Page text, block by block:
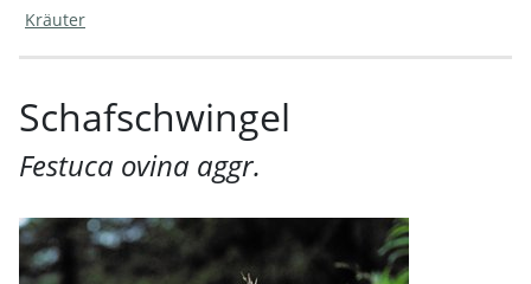
Kräuter
Schafschwingel
Festuca ovina aggr.